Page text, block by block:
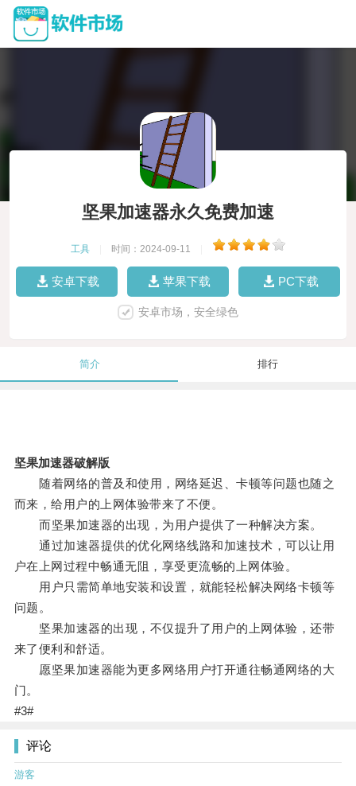
坚果加速器永久免费加速
工具 时间：2024-09-11
安卓下载 苹果下载 PC下载
安卓市场，安全绿色
简介 排行
坚果加速器破解版
随着网络的普及和使用，网络延迟、卡顿等问题也随之
而来，给用户的上网体验带来了不便。
而坚果加速器的出现，为用户提供了一种解决方案。
通过加速器提供的优化网络线路和加速技术，可以让用
户在上网过程中畅通无阻，享受更流畅的上网体验。
用户只需简单地安装和设置，就能轻松解决网络卡顿等
问题。
坚果加速器的出现，不仅提升了用户的上网体验，还带
来了便利和舒适。
愿坚果加速器能为更多网络用户打开通往畅通网络的大
门。
#3#
评论
游客